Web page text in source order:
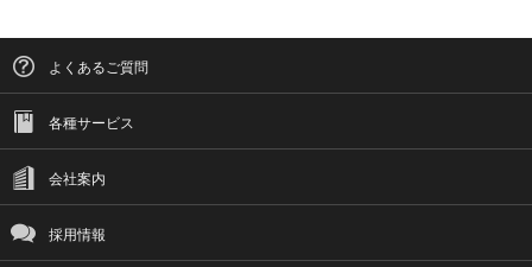
よくあるご質問
各種サービス
会社案内
採用情報